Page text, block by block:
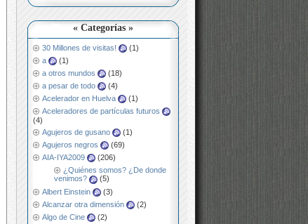
« Categorías »
30 Millones de visitas!
(1)
a
(1)
a otros mundos
(18)
a pesar de todo
(4)
Acelerador en Huelva
(1)
Aceleradores de partículas futuros
(4)
Agujeros de gusano
(1)
Agujeros negros
(69)
AIA-IYA2009
(206)
¿Quiénes somos? ¿De donde
venimos?
(5)
Albert Einstein
(3)
Alcanzar otra dimensión
(2)
Algo de Cine
(2)